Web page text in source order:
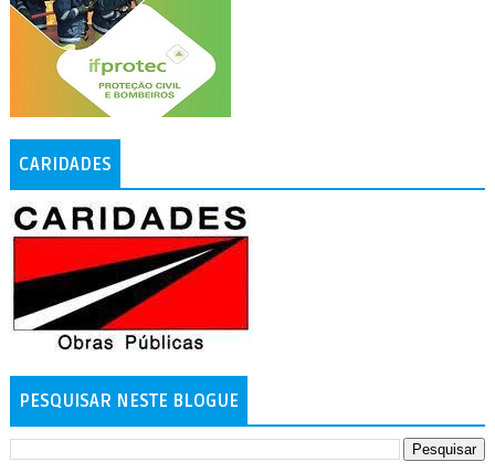
CARIDADES
PESQUISAR NESTE BLOGUE